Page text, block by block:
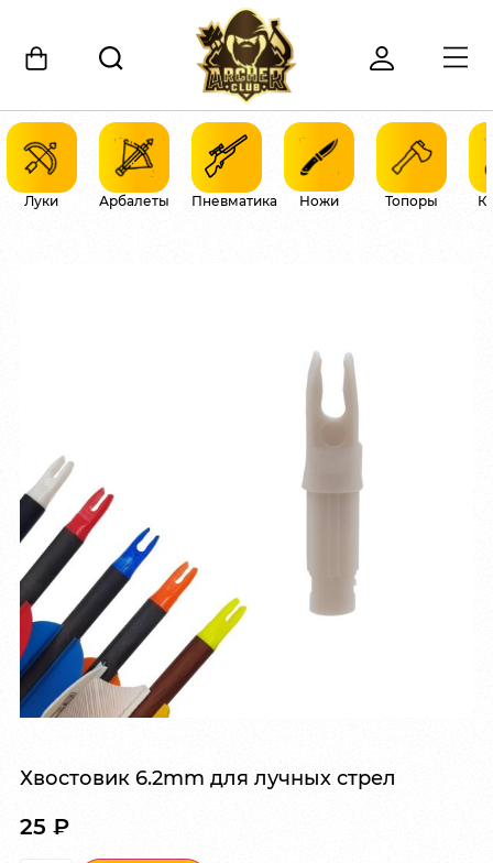
Луки Арбалеты Пневматика Ножи Топоры
Хвостовик 6.2mm для лучных стрел
25 ₽